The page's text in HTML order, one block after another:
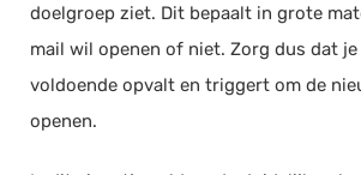
doelgroep ziet. Dit bepaalt in grote
mail wil openen of niet. Zorg dus dat
voldoende opvalt en triggert om de
openen.